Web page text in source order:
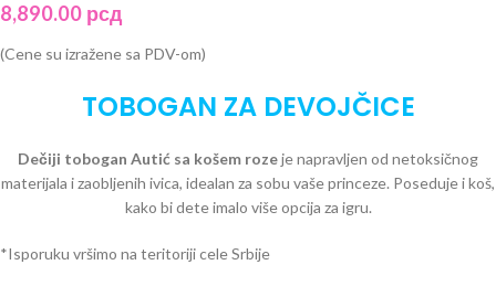
8,890.00 рсд
(Cene su izražene sa PDV-om)
TOBOGAN ZA DEVOJČICE
Dečiji tobogan Autić sa košem rozeje napravljen od netoksičnog
materijala i zaobljenih ivica, idealan za sobu vaše princeze. Poseduje i koš,
kako bi dete imalo više opcija za igru.
*Isporuku vršimo na teritoriji cele Srbije